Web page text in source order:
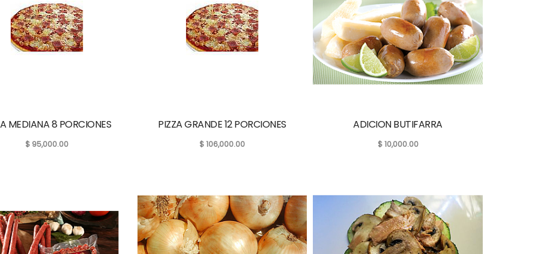
MEDIANA 8 PORCIONES
$ 95,000.00
PIZZA GRANDE 12 PORCIONES
$106,000.00
ADICION BUTIFARRA
$10,000.00